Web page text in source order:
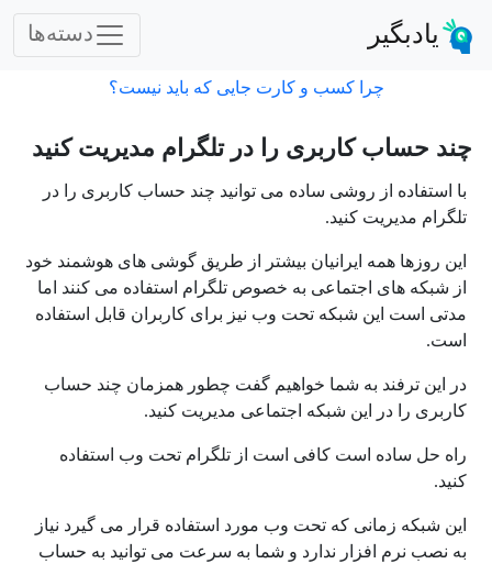
یادبگیر دسته‌ها
چرا کسب و کارت جایی که باید نیست؟
چند حساب کاربری را در تلگرام مدیریت کنید
با استفاده از روشی ساده می توانید چند حساب کاربری را در
تلگرام مدیریت کنید.
این روزها همه ایرانیان بیشتر از طریق گوشی های هوشمند خود
از شبکه های اجتماعی به خصوص تلگرام استفاده می کنند اما
مدتی است این شبکه تحت وب نیز برای کاربران قابل استفاده
است.
در این ترفند به شما خواهیم گفت چطور همزمان چند حساب
کاربری را در این شبکه اجتماعی مدیریت کنید.
راه حل ساده است کافی است از تلگرام تحت وب استفاده
کنید.
این شبکه زمانی که تحت وب مورد استفاده قرار می گیرد نیاز
به نصب نرم افزار ندارد و شما به سرعت می توانید به حساب